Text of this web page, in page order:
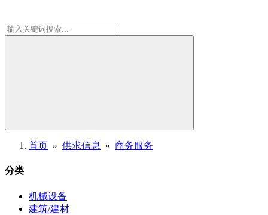
首页 » 供求信息 » 商务服务
分类
机械设备
建筑/建材